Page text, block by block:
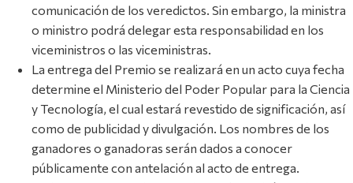
comunicación de los veredictos. Sin embargo, la ministra
o ministro podrá delegar esta responsabilidad en los
viceministros o las viceministras.
La entrega del Premio se realizará en un acto cuya fecha
determine el Ministerio del Poder Popular para la Ciencia
y Tecnología, el cual estará revestido de significación, así
como de publicidad y divulgación. Los nombres de los
ganadores o ganadoras serán dados a conocer
públicamente con antelación al acto de entrega.